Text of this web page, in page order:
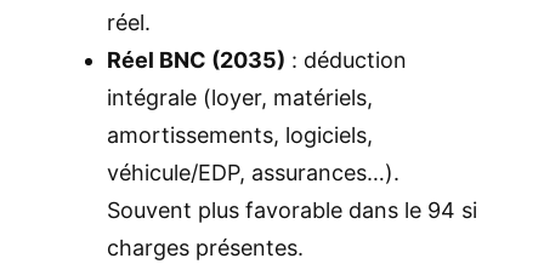
réel.
Réel BNC (2035) : déduction
intégrale (loyer, matériels,
amortissements, logiciels,
véhicule/EDP, assurances…).
Souvent plus favorable dans le 94 si
charges présentes.